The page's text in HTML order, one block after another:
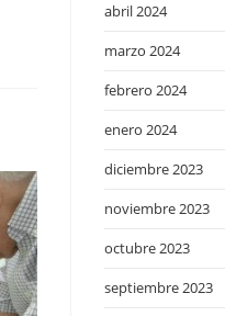
abril 2024
marzo 2024
febrero 2024
enero 2024
diciembre 2023
noviembre 2023
octubre 2023
septiembre 2023